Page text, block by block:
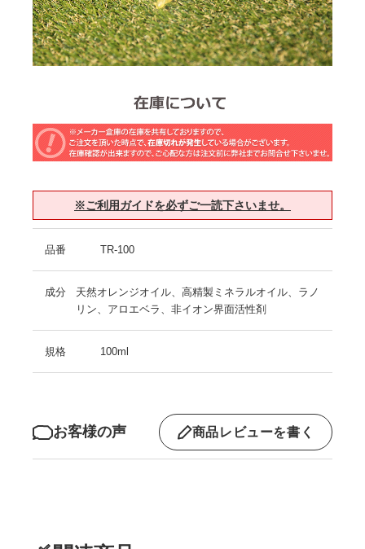
※ご利用ガイドを必ずご一読下さいませ。
品番 TR-100
成分
天然オレンジオイル、高精製ミネラルオイル、ラノ
リン、アロエベラ、非イオン界面活性剤
規格 100ml
お客様の声 商品レビューを書く